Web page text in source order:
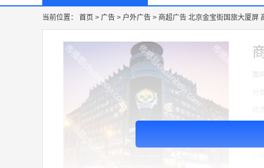
当前位置： 首页 > 广告 > 户外广告 > 商超广告 北京金宝街国旅大厦屏
面